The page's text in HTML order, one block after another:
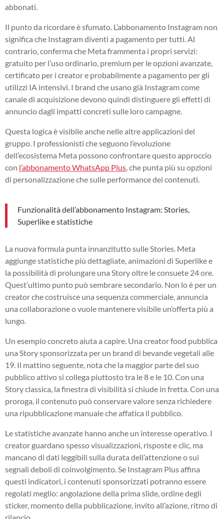
abbonati.
Il punto da ricordare è sfumato. L’abbonamento Instagram non
significa che Instagram diventi a pagamento per tutti. Al
contrario, conferma che Meta frammenta i propri servizi:
gratuito per l’uso ordinario, premium per le opzioni avanzate,
certificato per i creator e probabilmente a pagamento per gli
utilizzi IA intensivi. I brand che usano già Instagram come
canale di acquisizione devono quindi distinguere gli effetti di
annuncio dagli impatti concreti sulle loro campagne.
Questa logica è visibile anche nelle altre applicazioni del
gruppo. I professionisti che seguono l’evoluzione
dell’ecosistema Meta possono confrontare questo approccio
con l’abbonamento WhatsApp Plus , che punta più su opzioni
di personalizzazione che sulle performance dei contenuti.
Funzionalità dell’abbonamento Instagram: Stories,
Superlike e statistiche
La nuova formula punta innanzitutto sulle Stories. Meta
aggiunge statistiche più dettagliate, animazioni di Superlike e
la possibilità di prolungare una Story oltre le consuete 24 ore.
Quest’ultimo punto può sembrare secondario. Non lo è per un
creator che costruisce una sequenza commerciale, annuncia
una collaborazione o vuole mantenere visibile un’offerta più a
lungo.
Un esempio concreto aiuta a capire. Una creator food pubblica
una Story sponsorizzata per un brand di bevande vegetali alle
19. Il mattino seguente, nota che la maggior parte del suo
pubblico attivo si collega piuttosto tra le 8 e le 10. Con una
Story classica, la finestra di visibilità si chiude in fretta. Con una
proroga, il contenuto può conservare valore senza richiedere
una ripubblicazione manuale che affatica il pubblico.
Le statistiche avanzate hanno anche un interesse operativo. I
creator guardano spesso visualizzazioni, risposte e clic, ma
mancano di dati leggibili sulla durata dell’attenzione o sui
segnali deboli di coinvolgimento. Se Instagram Plus affina
questi indicatori, i contenuti sponsorizzati potranno essere
regolati meglio: angolazione della prima slide, ordine degli
sticker, momento della pubblicazione, invito all’azione, ritmo di
rilancio.